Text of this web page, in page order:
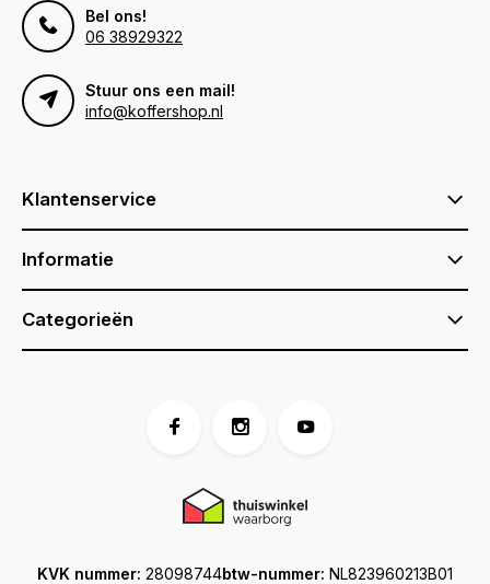
Bel ons!
06 38929322
Stuur ons een mail!
info@koffershop.nl
Klantenservice
Informatie
Categorieën
KVK nummer: 28098744btw-nummer: NL823960213B01